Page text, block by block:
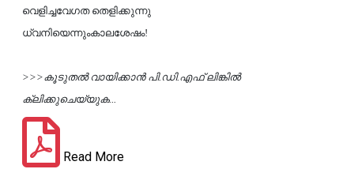
വെളിച്ചവേഗത തെളിക്കുന്നു
ധ്വനിയെന്നുംകാലശേഷം!
>>>കൂടുതല്‍ വായിക്കാന്‍ പി.ഡി.എഫ് ലിങ്കില്‍
ക്ലിക്കുചെയ്യുക...
Read More